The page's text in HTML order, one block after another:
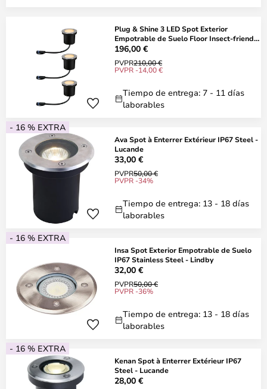
Plug & Shine 3 LED Spot Exterior
Empotrable de Suelo Floor Insect-friendly
IP67
196,00 €
PVPR210,00 €
PVPR -14,00 €
Tiempo de entrega: 7 - 11 días
laborables
- 16 % EXTRA
Ava Spot à Enterrer Extérieur IP67 Steel -
Lucande
33,00 €
PVPR50,00 €
PVPR -34%
Tiempo de entrega: 13 - 18 días
laborables
- 16 % EXTRA
Insa Spot Exterior Empotrable de Suelo
IP67 Stainless Steel - Lindby
32,00 €
PVPR50,00 €
PVPR -36%
Tiempo de entrega: 13 - 18 días
laborables
- 16 % EXTRA
Kenan Spot à Enterrer Extérieur IP67
Steel - Lucande
28,00 €